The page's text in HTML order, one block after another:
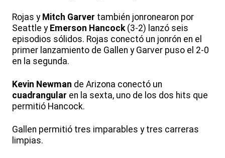
Rojas y Mitch Garver también jonronearon por
Seattle y Emerson Hancock(3-2) lanzó seis
episodios sólidos. Rojas conectó un jonrón en el
primer lanzamiento de Gallen y Garver puso el 2-0
en la segunda.
Kevin Newman de Arizona conectó un
cuadrangular en la sexta, uno de los dos hits que
permitió Hancock.
Gallen permitió tres imparables y tres carreras
limpias.